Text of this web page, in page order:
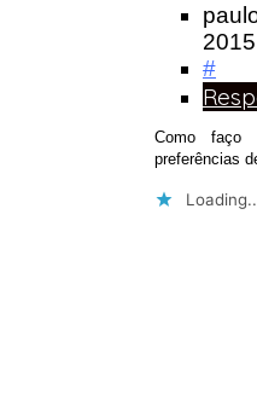
2015
#
Como faço
preferências